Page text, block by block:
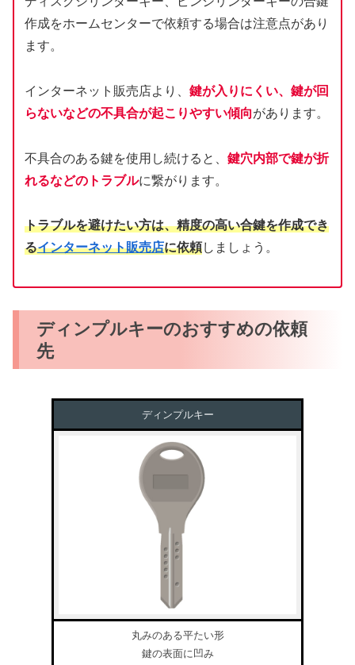
作成をホームセンターで依頼する場合は注意点があり
ます。
インターネット販売店より、 鍵が入りにくい、鍵が回
らないなどの不具合が起こりやすい傾向があります。
不具合のある鍵を使用し続けると、 鍵穴内部で鍵が折
れるなどのトラブルに繋がります。
トラブルを避けたい方は、精度の高い合鍵を作成でき
るインターネット販売店に依頼しましょう。
ディンプルキーのおすすめの依頼
先
ディンプルキー
丸みのある平たい形
鍵の表面に凹み